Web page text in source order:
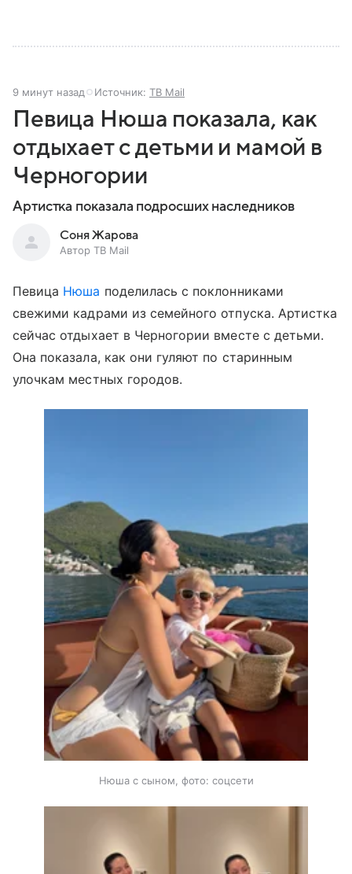
9 минут назад Источник: ТВ Mail
Певица Нюша показала, как
отдыхает с детьми и мамой в
Черногории
Артистка показала подросших наследников
Соня Жарова
Автор ТВ Mail
Певица Нюша поделилась с поклонниками
свежими кадрами из семейного отпуска. Артистка
сейчас отдыхает в Черногории вместе с детьми.
Она показала, как они гуляют по старинным
улочкам местных городов.
Нюша с сыном, фото: соцсети